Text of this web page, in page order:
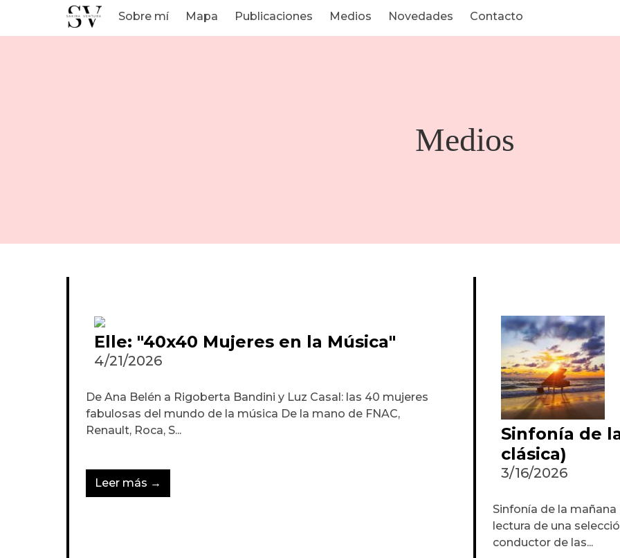
Sobre mí Mapa Publicaciones Medios Novedades Contacto
Medios
Elle: "40x40 Mujeres en la Música"
4/21/2026
De Ana Belén a Rigoberta Bandini y Luz Casal: las 40 mujeres
fabulosas del mundo de la música De la mano de FNAC,
Renault, Roca, S...
Leer más →
Sinfonía de
clásica)
3/16/2026
Sinfonía de la
lectura de una
conductor de las...